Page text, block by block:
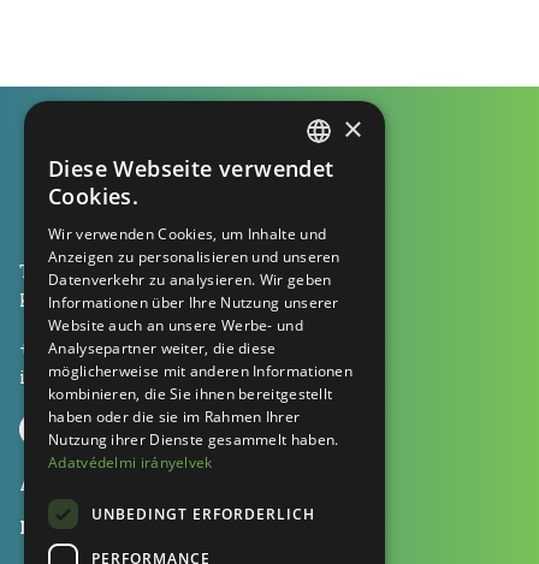
Tamplast Kft., 1053 Budapest
Kecskeméti utca 13. 2 em. 1.
+36 70 604 0041
info@tamplast.hu
Anwendungen
Machinen
HUNGARIAN
GERMAN
×
Diese Webseite verwendet
Cookies.
Wir verwenden Cookies, um Inhalte und
Anzeigen zu personalisieren und unseren
Datenverkehr zu analysieren. Wir geben
Informationen über Ihre Nutzung unserer
Website auch an unsere Werbe- und
Analysepartner weiter, die diese
möglicherweise mit anderen Informationen
kombinieren, die Sie ihnen bereitgestellt
haben oder die sie im Rahmen Ihrer
Nutzung ihrer Dienste gesammelt haben.
Adatvédelmi irányelvek
UNBEDINGT ERFORDERLICH
PERFORMANCE